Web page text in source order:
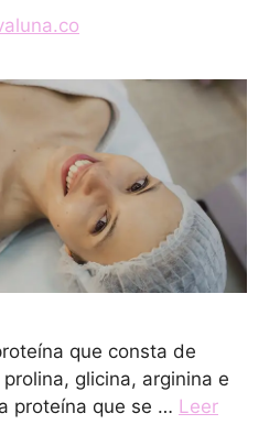
que consta de
glicina, arginina e
proteína que se … Leer